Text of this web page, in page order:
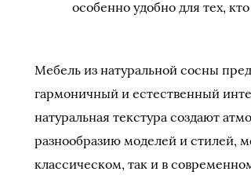
особенно удобно для тех,
Мебель из натуральной сосны
гармоничный и естественный
натуральная текстура создают
разнообразию моделей и стилей,
классическом, так и в